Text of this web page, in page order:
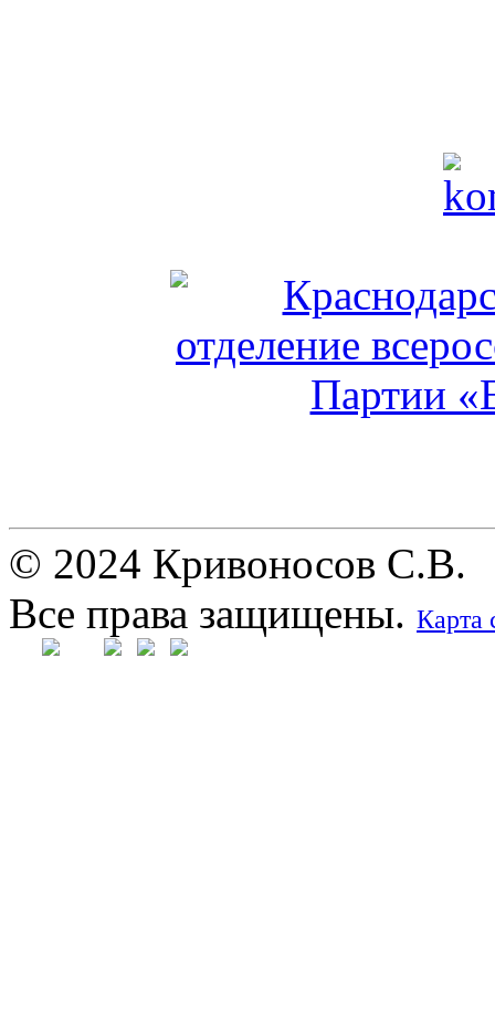
© 2024 Кривоносов С.В.
Все права защищены. Карта